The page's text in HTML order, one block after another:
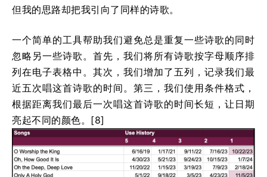
但我的思路却把我引向了同样的诗歌。
一个简单的工具帮助我们避免总是重复一些诗歌的同时
忽略另一些诗歌。首先，我们将所有诗歌按字母顺序排
列在电子表格中。其次，我们增加了五列，记录我们最
近五次唱这首诗歌的时间。第三，我们使用条件格式，
根据距离我们最后一次唱这首诗歌的时间长短，让日期
亮起不同的颜色。[8]